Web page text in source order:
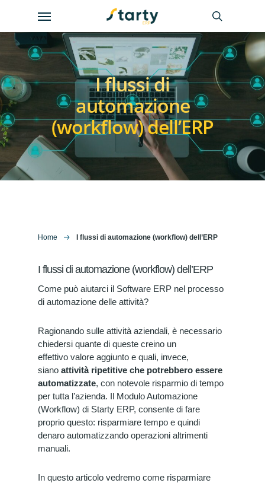
main
content
Menu
I flussi di
automazione
(workflow) dell’ERP
Home I flussi di automazione (workflow) dell’ERP
I flussi di automazione (workflow) dell’ERP
Come può aiutarci il Software ERP nel processo
di automazione delle attività?
Ragionando sulle attività aziendali, è necessario
chiedersi quante di queste creino un
effettivo valore aggiunto e quali, invece,
sianoattività ripetitive che potrebbero essere
automatizzate, con notevole risparmio di tempo
per tutta l’azienda. Il Modulo Automazione
(Workflow) di Starty ERP, consente di fare
proprio questo: risparmiare tempo e quindi
denaro automatizzando operazioni altrimenti
manuali.
In questo articolo vedremo come risparmiare